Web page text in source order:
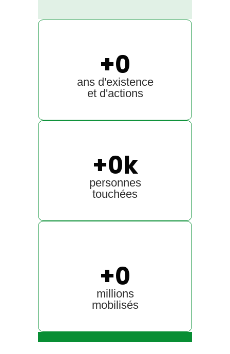
+0
ans d'existence
et d'actions
+0k
personnes
touchées
+0
millions
mobilisés